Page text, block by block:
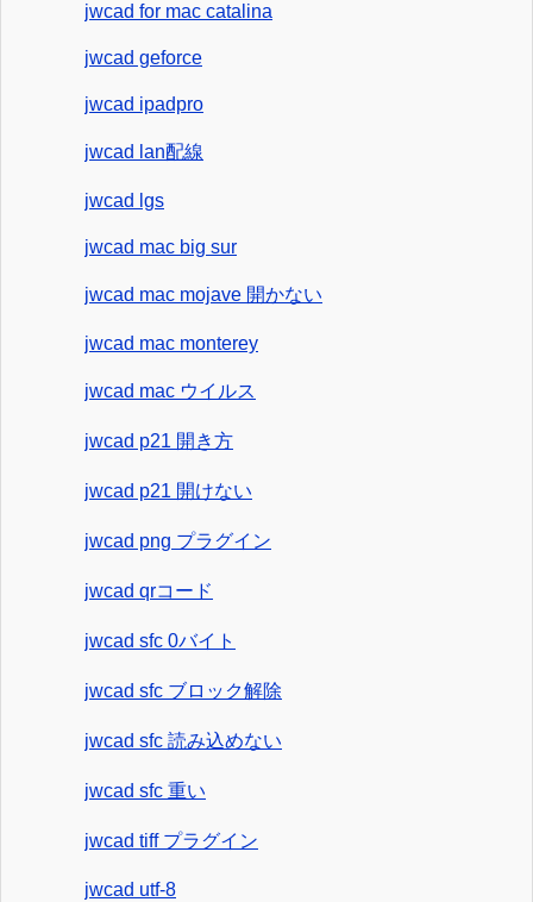
jwcad for mac catalina
jwcad geforce
jwcad ipadpro
jwcad lan配線
jwcad lgs
jwcad mac big sur
jwcad mac mojave 開かない
jwcad mac monterey
jwcad mac ウイルス
jwcad p21 開き方
jwcad p21 開けない
jwcad png プラグイン
jwcad qrコード
jwcad sfc 0バイト
jwcad sfc ブロック解除
jwcad sfc 読み込めない
jwcad sfc 重い
jwcad tiff プラグイン
jwcad utf-8